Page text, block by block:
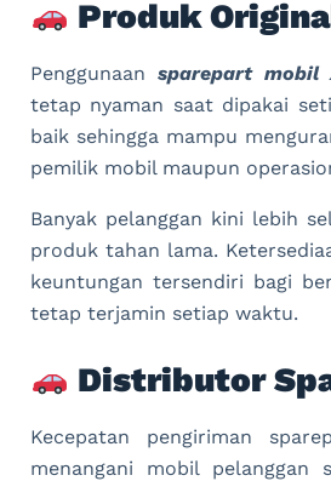
Produk
Penggunaan sparepart mobil
tetap nyaman saat dipakai
baik sehingga mampu
pemilik mobil maupun
Banyak pelanggan kini lebih
produk tahan lama.
keuntungan tersendiri bagi
tetap terjamin setiap waktu.
Distributor
Kecepatan pengiriman
menangani mobil pelanggan